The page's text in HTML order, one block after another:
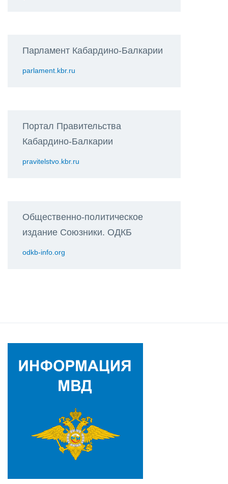
Парламент Кабардино-Балкарии
parlament.kbr.ru
Портал Правительства
Кабардино-Балкарии
pravitelstvo.kbr.ru
Общественно-политическое
издание Союзники. ОДКБ
odkb-info.org